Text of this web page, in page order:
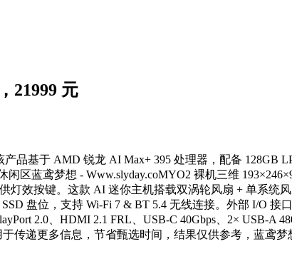
21999 元
基于 AMD 锐龙 AI Max+ 395 处理器，配备 128GB
YO2 裸机三维
效按键。这款 AI 迷你主机搭载双涡轮风扇 + 单系统
盘位，支持 Wi-Fi 7 & BT 5.4 无线连接。外部 I/O
2.0、HDMI 2.1 FRL、USB-C 40Gbps、2× USB-A
递更多信息，节省甄选时间，结果仅供参考，蓝鸢梦